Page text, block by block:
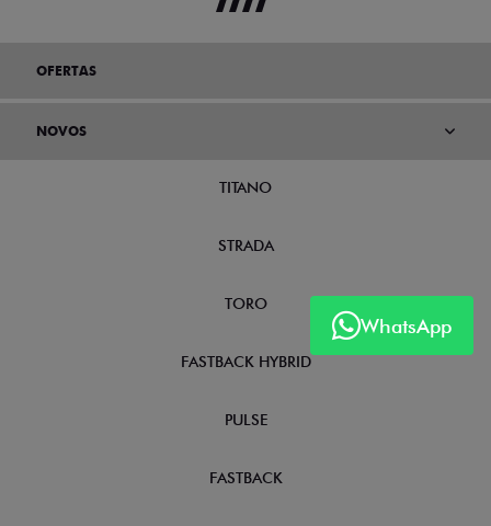
WhatsApp
OFERTAS
NOVOS
TITANO
STRADA
TORO
FASTBACK HYBRID
PULSE
FASTBACK